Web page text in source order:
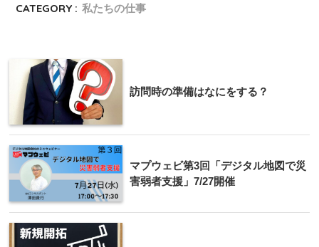
CATEGORY : 私たちの仕事
訪問時の準備はなにをする？
マプウェビ第3回「デジタル地図で災
害弱者支援」7/27開催